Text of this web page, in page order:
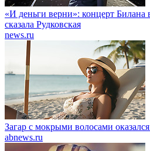
«И деньги верни»: концерт Билана
сказала Рудковская
news.ru
Загар с мокрыми волосами
abnews.ru